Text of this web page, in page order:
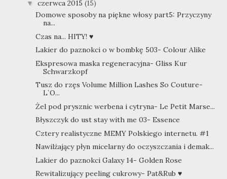
▼ czerwca 2015 (15)
Domowe sposoby na piękne włosy part5: Przyczyny
na...
Czas na... HITY! ♥
Lakier do paznokci o w bombkę 503- Colour Alike
Ekspresowa maska regeneracyjna- Gliss Kur
Schwarzkopf
Tusz do rzęs Volume Million Lashes So Couture-
L`O...
Żel pod prysznic werbena i cytryna- Le Petit Marse...
Błyszczyk do ust stay with me 03- Essence
Cztery realistyczne MEMY Polskiego internetu. #1
Nawilżający płyn micelarny do oczyszczania i demak...
Lakier do paznokci Galaxy 14- Golden Rose
Rewitalizujący peeling cukrowy- Pat&Rub ♥